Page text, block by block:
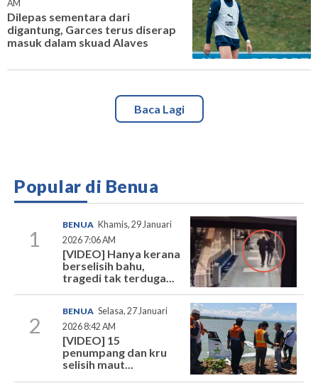
AM
Dilepas sementara dari
digantung, Garces terus diserap
masuk dalam skuad Alaves
Baca Lagi
Popular di Benua
1
BENUA Khamis, 29 Januari
2026 7:06 AM
[VIDEO] Hanya kerana
berselisih bahu,
tragedi tak terduga...
2
BENUA Selasa, 27 Januari
2026 8:42 AM
[VIDEO] 15
penumpang dan kru
selisih maut...